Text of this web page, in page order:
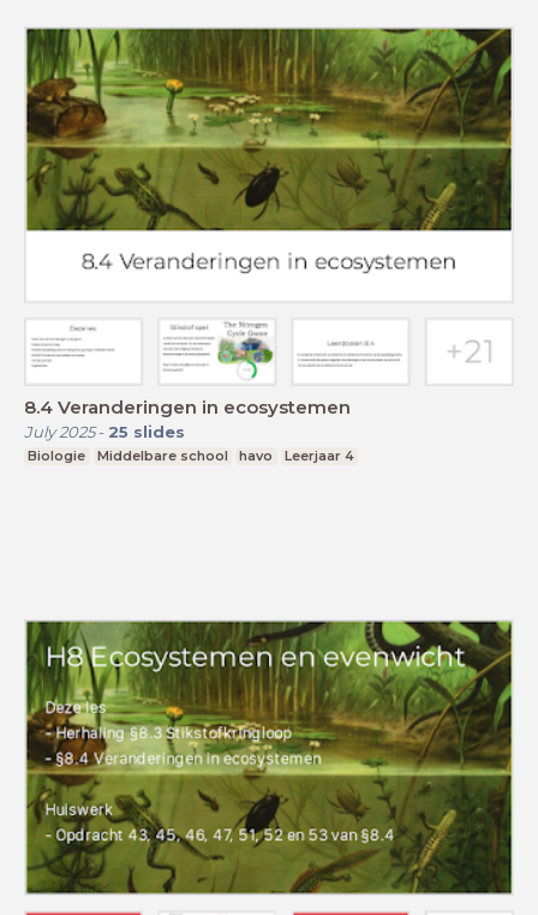
8.4 Veranderingen in ecosystemen
July 2025- 25 slides
Biologie Middelbare school havo Leerjaar 4